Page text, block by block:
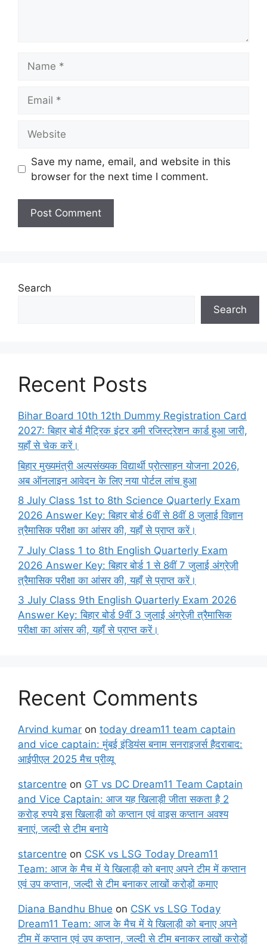
Save my name, email, and website in this
browser for the next time I comment.
Search
Search
Recent Posts
Bihar Board 10th 12th Dummy Registration Card
2027: बिहार बोर्ड मैट्रिक इंटर डमी रजिस्ट्रेशन कार्ड हुआ जारी,
यहाँ से चेक करें।
बिहार मुख्यमंत्री अल्पसंख्यक विद्यार्थी प्रोत्साहन योजना 2026,
अब ऑनलाइन आवेदन के लिए नया पोर्टल लांच हुआ
8 July Class 1st to 8th Science Quarterly Exam
2026 Answer Key: बिहार बोर्ड 6वीं से 8वीं 8 जुलाई विज्ञान
त्रैमासिक परीक्षा का आंसर की, यहाँ से प्राप्त करें।
7 July Class 1 to 8th English Quarterly Exam
2026 Answer Key: बिहार बोर्ड 1 से 8वीं 7 जुलाई अंग्रेज़ी
त्रैमासिक परीक्षा का आंसर की, यहाँ से प्राप्त करें।
3 July Class 9th English Quarterly Exam 2026
Answer Key: बिहार बोर्ड 9वीं 3 जुलाई अंग्रेज़ी त्रैमासिक
परीक्षा का आंसर की, यहाँ से प्राप्त करें।
Recent Comments
Arvind kumar on today dream11 team captain
and vice captain: मुंबई इंडियंस बनाम सनराइजर्स हैदराबाद:
आईपीएल 2025 मैच प्रीव्यू
starcentre on GT vs DC Dream11 Team Captain
and Vice Captain: आज यह खिलाड़ी जीता सकता है 2
करोड़ रुपये इस खिलाड़ी को कप्तान एवं वाइस कप्तान अवश्य
बनाएं, जल्दी से टीम बनाये
starcentre on CSK vs LSG Today Dream11
Team: आज के मैच में ये खिलाड़ी को बनाए अपने टीम में कप्तान
एवं उप कप्तान, जल्दी से टीम बनाकर लाखों करोड़ों कमाए
Diana Bandhu Bhue on CSK vs LSG Today
Dream11 Team: आज के मैच में ये खिलाड़ी को बनाए अपने
टीम में कप्तान एवं उप कप्तान, जल्दी से टीम बनाकर लाखों करोड़ों